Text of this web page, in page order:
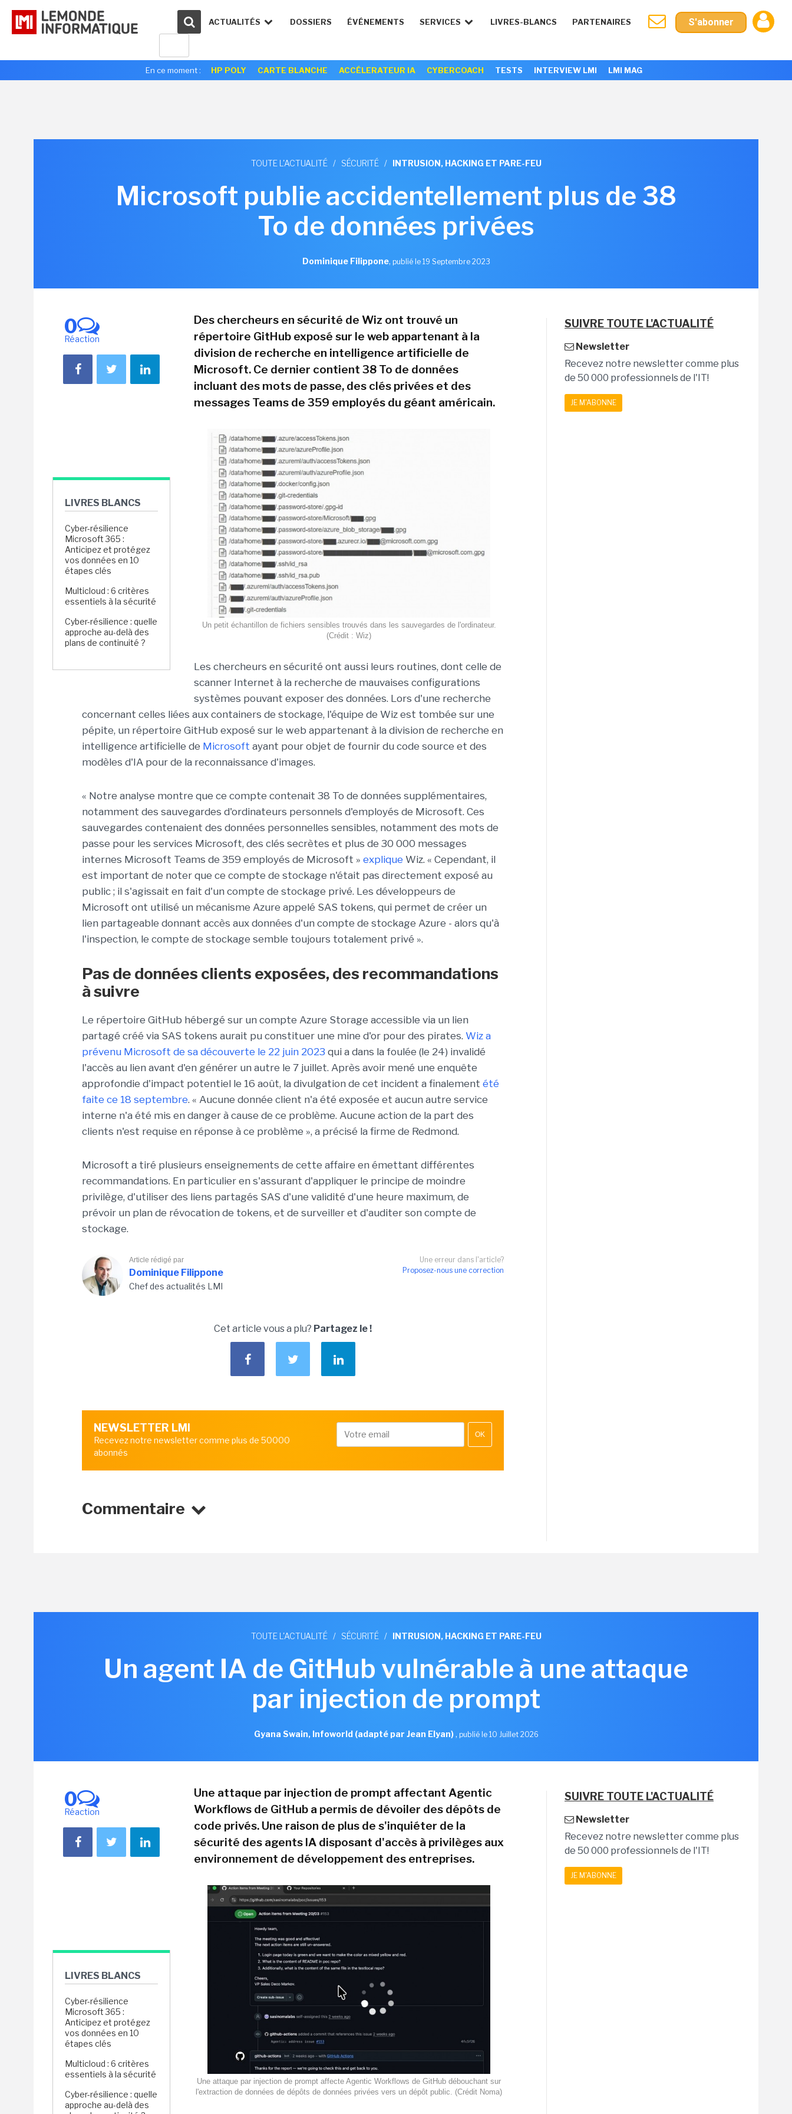
ACTUALITÉS DOSSIERS ÉVÉNEMENTS SERVICES LIVRES-BLANCS PARTENAIRES S'abonner
En ce moment : HP POLY CARTE BLANCHE ACCÉLERATEUR IA CYBERCOACH TESTS INTERVIEW LMI LMI MAG
TOUTE L'ACTUALITÉ / SÉCURITÉ / INTRUSION, HACKING ET PARE-FEU
Microsoft publie accidentellement plus de 38
To de données privées
Dominique Filippone, publié le 19 Septembre 2023
0
Réaction
LIVRES BLANCS
Cyber-résilience
Microsoft 365 :
Anticipez et protégez
vos données en 10
étapes clés
Multicloud : 6 critères
essentiels à la sécurité
Cyber-résilience : quelle
approche au-delà des
plans de continuité ?
Des chercheurs en sécurité de Wiz ont trouvé un
répertoire GitHub exposé sur le web appartenant à la
division de recherche en intelligence artificielle de
Microsoft. Ce dernier contient 38 To de données
incluant des mots de passe, des clés privées et des
messages Teams de 359 employés du géant américain.
Un petit échantillon de fichiers sensibles trouvés dans les sauvegardes de l'ordinateur.
(Crédit : Wiz)
Les chercheurs en sécurité ont aussi leurs routines, dont celle de
scanner Internet à la recherche de mauvaises configurations
systèmes pouvant exposer des données. Lors d'une recherche
concernant celles liées aux containers de stockage, l'équipe de Wiz est tombée sur une
pépite, un répertoire GitHub exposé sur le web appartenant à la division de recherche en
intelligence artificielle de Microsoft ayant pour objet de fournir du code source et des
modèles d'IA pour de la reconnaissance d'images.
« Notre analyse montre que ce compte contenait 38 To de données supplémentaires,
notamment des sauvegardes d'ordinateurs personnels d'employés de Microsoft. Ces
sauvegardes contenaient des données personnelles sensibles, notamment des mots de
passe pour les services Microsoft, des clés secrètes et plus de 30 000 messages
internes Microsoft Teams de 359 employés de Microsoft » explique Wiz. « Cependant, il
est important de noter que ce compte de stockage n'était pas directement exposé au
public ; il s'agissait en fait d'un compte de stockage privé. Les développeurs de
Microsoft ont utilisé un mécanisme Azure appelé SAS tokens, qui permet de créer un
lien partageable donnant accès aux données d'un compte de stockage Azure - alors qu'à
l'inspection, le compte de stockage semble toujours totalement privé ».
Pas de données clients exposées, des recommandations
à suivre
Le répertoire GitHub hébergé sur un compte Azure Storage accessible via un lien
partagé créé via SAS tokens aurait pu constituer une mine d'or pour des pirates. Wiz a
prévenu Microsoft de sa découverte le 22 juin 2023 qui a dans la foulée (le 24) invalidé
l'accès au lien avant d'en générer un autre le 7 juillet. Après avoir mené une enquête
approfondie d'impact potentiel le 16 août, la divulgation de cet incident a finalement été
faite ce 18 septembre. « Aucune donnée client n'a été exposée et aucun autre service
interne n'a été mis en danger à cause de ce problème. Aucune action de la part des
clients n'est requise en réponse à ce problème », a précisé la firme de Redmond.
Microsoft a tiré plusieurs enseignements de cette affaire en émettant différentes
recommandations. En particulier en s'assurant d'appliquer le principe de moindre
privilège, d'utiliser des liens partagés SAS d'une validité d'une heure maximum, de
prévoir un plan de révocation de tokens, et de surveiller et d'auditer son compte de
stockage.
Une erreur dans l'article?
Proposez-nous une correction
Article rédigé par
Dominique Filippone
Chef des actualités LMI
Cet article vous a plu? Partagez le !
NEWSLETTER LMI
Recevez notre newsletter comme plus de 50000
abonnés
OK
Commentaire
SUIVRE TOUTE L'ACTUALITÉ
Newsletter
Recevez notre newsletter comme plus
de 50 000 professionnels de l'IT!
JE M'ABONNE
TOUTE L'ACTUALITÉ / SÉCURITÉ / INTRUSION, HACKING ET PARE-FEU
Un agent IA de GitHub vulnérable à une attaque
par injection de prompt
Gyana Swain, Infoworld (adapté par Jean Elyan), publié le 10 Juillet 2026
0
Réaction
LIVRES BLANCS
Cyber-résilience
Microsoft 365 :
Anticipez et protégez
vos données en 10
étapes clés
Multicloud : 6 critères
essentiels à la sécurité
Cyber-résilience : quelle
approche au-delà des
Une attaque par injection de prompt affectant Agentic
Workflows de GitHub a permis de dévoiler des dépôts de
code privés. Une raison de plus de s'inquiéter de la
sécurité des agents IA disposant d'accès à privilèges aux
environnement de développement des entreprises.
Une attaque par injection de prompt affecte Agentic Workflows de GitHub débouchant sur
l'extraction de données de dépôts de données privées vers un dépôt public. (Crédit Noma)
SUIVRE TOUTE L'ACTUALITÉ
Newsletter
Recevez notre newsletter comme plus
de 50 000 professionnels de l'IT!
JE M'ABONNE